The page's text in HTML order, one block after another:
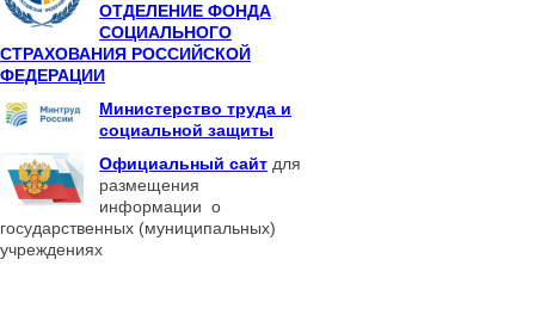
ОТДЕЛЕНИЕ ФОНДА
СОЦИАЛЬНОГО
СТРАХОВАНИЯ РОССИЙСКОЙ
ФЕДЕРАЦИИ
Министерство труда и
социальной защиты
Официальный сайт для
размещения
информации о
государственных (муниципальных)
учреждениях